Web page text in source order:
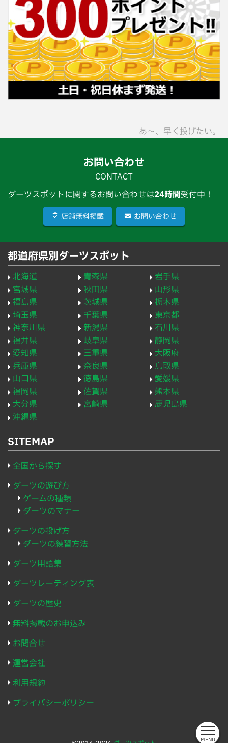
MENU
あ〜、早く投げたい。
お問い合わせ
CONTACT
ダーツスポットに関するお問い合わせは24時間受付中！
店舗無料掲載 お問い合わせ
都道府県別ダーツスポット
北海道 青森県
岩手県
宮城県
秋田県
山形県
福島県
茨城県
栃木県
埼玉県
千葉県
東京都
神奈川県
新潟県
石川県
福井県
岐阜県
静岡県
愛知県
三重県
大阪府
兵庫県
奈良県
鳥取県
山口県
徳島県
愛媛県
福岡県
佐賀県
熊本県
大分県
宮崎県
鹿児島県
沖縄県
SITEMAP
全国から探す
ダーツの遊び方
ゲームの種類
ダーツのマナー
ダーツの投げ方
ダーツの練習方法
ダーツ用語集
ダーツレーティング表
ダーツの歴史
無料掲載のお申込み
お問合せ
運営会社
利用規約
プライバシーポリシー